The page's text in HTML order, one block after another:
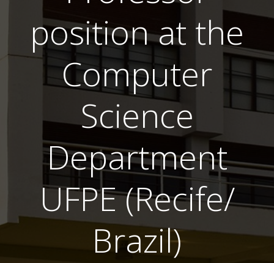
position at the
Computer
Science
Department
UFPE (Recife/
Brazil)